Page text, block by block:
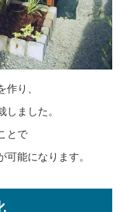
り、
ました。
とで
能になります。